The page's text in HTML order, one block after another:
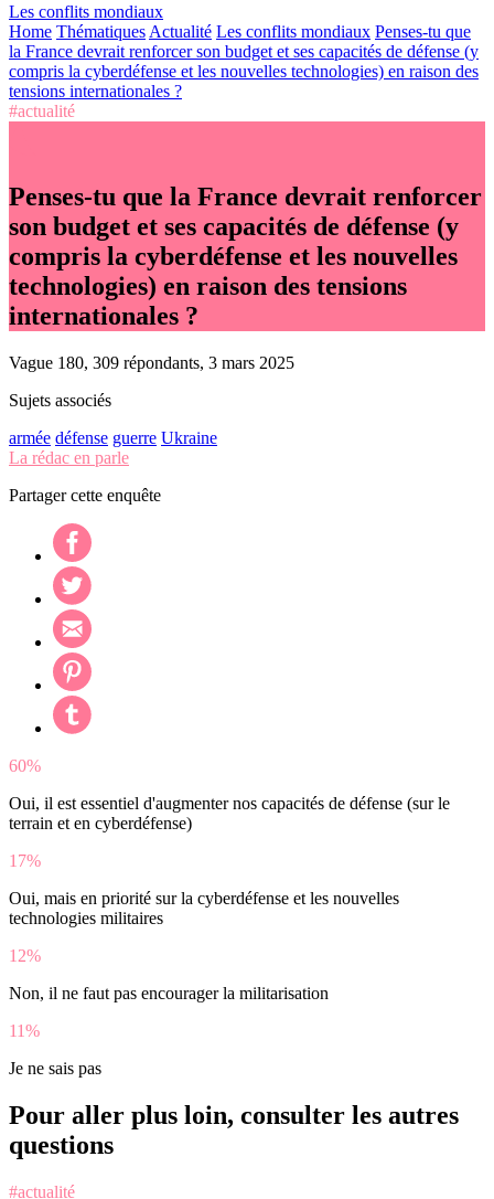
Les conflits mondiaux
Home Thématiques Actualité Les conflits mondiaux Penses-tu que
la France devrait renforcer son budget et ses capacités de défense (y
compris la cyberdéfense et les nouvelles technologies) en raison des
tensions internationales ?
#actualité
Penses-tu que la France devrait renforcer
son budget et ses capacités de défense (y
compris la cyberdéfense et les nouvelles
technologies) en raison des tensions
internationales ?
Vague 180, 309 répondants, 3 mars 2025
Sujets associés
armée défense guerre Ukraine
La rédac en parle
Partager cette enquête
60%
Oui, il est essentiel d'augmenter nos capacités de défense (sur le
terrain et en cyberdéfense)
17%
Oui, mais en priorité sur la cyberdéfense et les nouvelles
technologies militaires
12%
Non, il ne faut pas encourager la militarisation
11%
Je ne sais pas
Pour aller plus loin, consulter les autres
questions
#actualité